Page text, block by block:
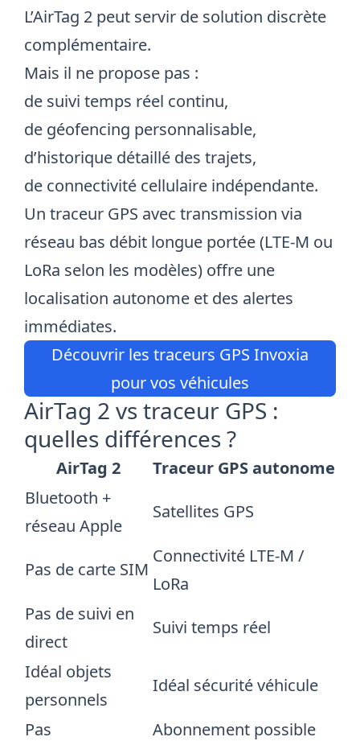
L’AirTag 2 peut servir de solution discrète
complémentaire.
Mais il ne propose pas :
de suivi temps réel continu,
de géofencing personnalisable,
d’historique détaillé des trajets,
de connectivité cellulaire indépendante.
Un traceur GPS avec transmission via
réseau bas débit longue portée (LTE-M ou
LoRa selon les modèles) offre une
localisation autonome et des alertes
immédiates.
Découvrir les traceurs GPS Invoxia
pour vos véhicules
AirTag 2 vs traceur GPS :
quelles différences ?
AirTag 2
Traceur GPS autonome
Bluetooth +
réseau Apple
Satellites GPS
Pas de carte SIM
Connectivité LTE-M /
LoRa
Pas de suivi en
direct
Suivi temps réel
Idéal objets
personnels
Idéal sécurité véhicule
Pas
Abonnement possible